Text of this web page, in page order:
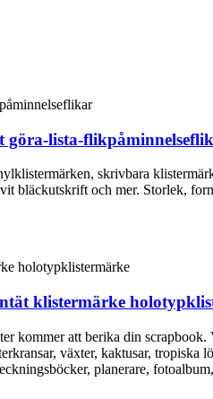
göra-lista-
skrivbara
bläckutskrift och mer. Storlek,
klistermärke
kommer att berika din
växter, kaktusar,
planerare,